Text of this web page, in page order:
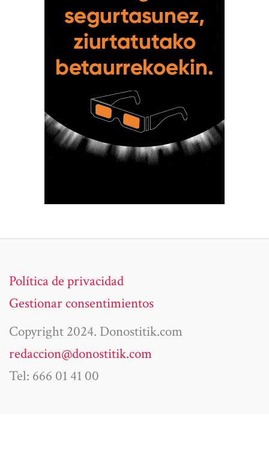
Política de privacidad
Gestionar consentimientos
Copyright 2024. Donostitik.com
redaccion@donostitik.com
Tel: 666 01 41 00